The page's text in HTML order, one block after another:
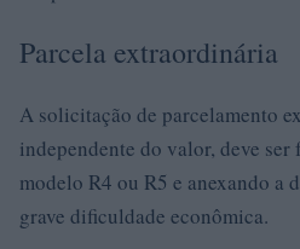
Parcela extraordinária
A solicitação de parcelamento
independente do valor, deve ser
modelo R4 ou R5 e anexando a
grave dificuldade econômica.